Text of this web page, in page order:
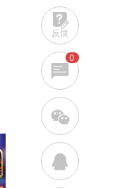
反馈
0
w
q